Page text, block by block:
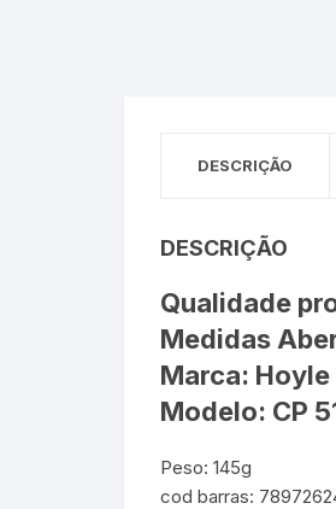
DESCRIÇÃO
DESCRIÇÃO
Qualidade
Medidas
Marca: Hoyle
Modelo: CP
Peso: 145g
cod barras: